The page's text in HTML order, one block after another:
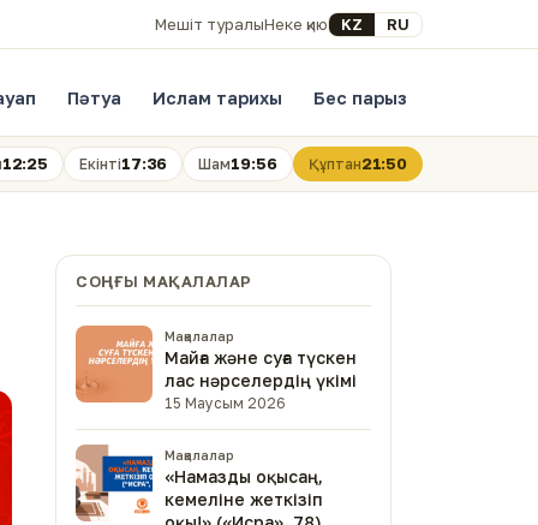
Мешіт туралыНеке қиюSelect your language
KZ RU
Пәтуа Ислам тарихы Бес парыз
12:25 Екінті17:36 Шам19:56 Құптан21:50
СОҢҒЫ МАҚАЛАЛАР
Мақалалар
Майға және суға түскен
лас нәрселердің үкімі
15 Маусым 2026
Мақалалар
«Намазды оқысаң,
кемеліне жеткізіп